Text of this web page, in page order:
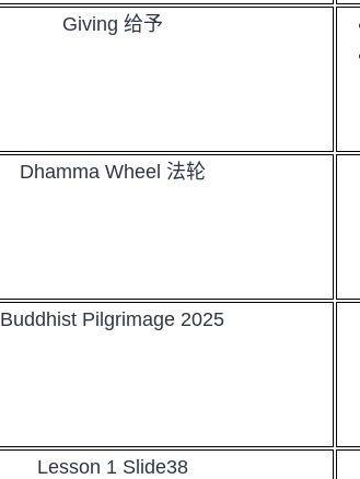
Giving 给予
Dhamma Wheel 法轮
Buddhist Pilgrimage 2025
Lesson 1 Slide38